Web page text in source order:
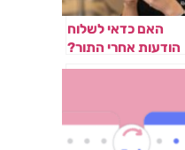
האם כדאי לשלוח
הודעות אחרי התור?
ומה בדיוק לכתוב בהן